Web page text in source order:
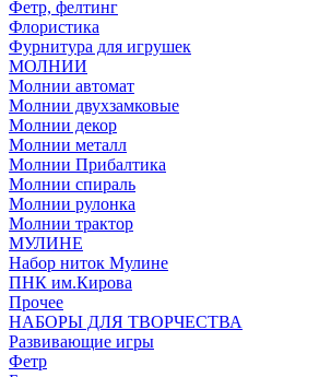
Фетр, фелтинг
Флористика
Фурнитура для игрушек
МОЛНИИ
Молнии автомат
Молнии двухзамковые
Молнии декор
Молнии металл
Молнии Прибалтика
Молнии спираль
Молнии рулонка
Молнии трактор
МУЛИНЕ
Набор ниток Мулине
ПНК им.Кирова
Прочее
НАБОРЫ ДЛЯ ТВОРЧЕСТВА
Развивающие игры
Фетр